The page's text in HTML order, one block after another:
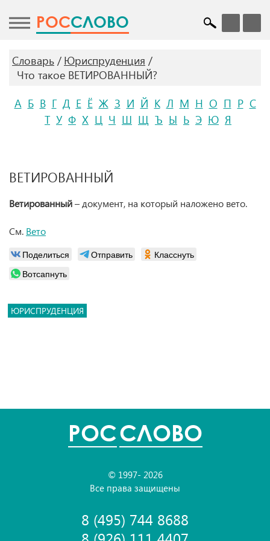
POCСЛОВО
Словарь
Юриспруденция
Что такое ВЕТИРОВАННЫЙ?
А Б В Г Д Е Ё Ж З И Й К Л М Н О П Р С
Т У Ф Х Ц Ч Ш Щ Ъ Ы Ь Э Ю Я
ВЕТИРОВАННЫЙ
Ветированный– документ, на который наложено вето.
См. Вето
Поделиться Отправить
Класснуть
Вотсапнуть
ЮРИСПРУДЕНЦИЯ
POCСЛОВО
© 1997- 2026
Все права защищены
8 (495) 744 8688